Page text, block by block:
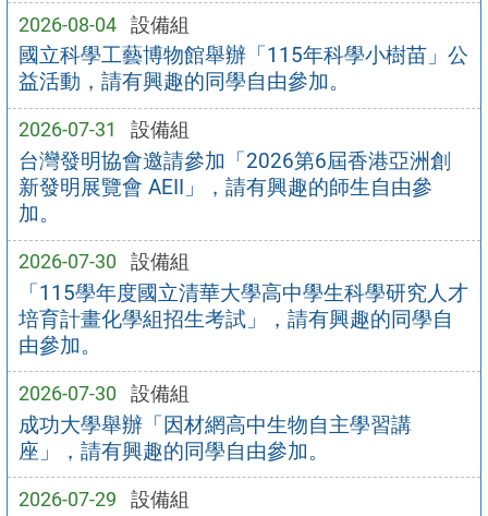
2026-08-04 設備組
國立科學工藝博物館舉辦「115年科學小樹苗」公
益活動，請有興趣的同學自由參加。
2026-07-31 設備組
台灣發明協會邀請參加「2026第6屆香港亞洲創
新發明展覽會 AEII」，請有興趣的師生自由參
加。
2026-07-30 設備組
「115學年度國立清華大學高中學生科學研究人才
培育計畫化學組招生考試」，請有興趣的同學自
由參加。
2026-07-30 設備組
成功大學舉辦「因材網高中生物自主學習講
座」，請有興趣的同學自由參加。
2026-07-29 設備組